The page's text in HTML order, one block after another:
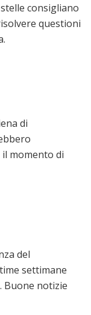
consigliano
questioni
di
momento di
del
settimane
Buone notizie